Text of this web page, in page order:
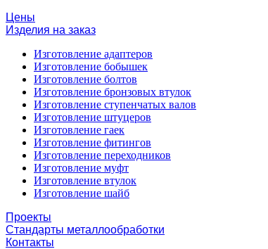
Цены
Изделия на заказ
Изготовление адаптеров
Изготовление бобышек
Изготовление болтов
Изготовление бронзовых втулок
Изготовление ступенчатых валов
Изготовление штуцеров
Изготовление гаек
Изготовление фитингов
Изготовление переходников
Изготовление муфт
Изготовление втулок
Изготовление шайб
Проекты
Стандарты металлообработки
Контакты